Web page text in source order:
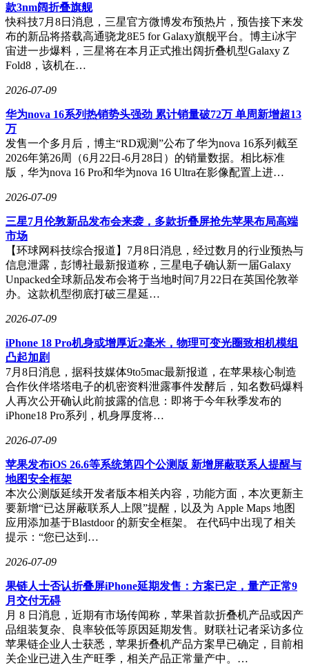
款3nm阔折叠旗舰
快科技7月8日消息，三星官方微博发布预热片，预告接下来发
布的新品将搭载高通骁龙8E5 for Galaxy旗舰平台。博主i冰宇
宙进一步爆料，三星将在本月正式推出阔折叠机型Galaxy Z
Fold8，该机在…
2026-07-09
华为nova 16系列热销势头强劲 累计销量破72万 单周新增超13
万
发售一个多月后，博主“RD观测”公布了华为nova 16系列截至
2026年第26周（6月22日-6月28日）的销量数据。相比标准
版，华为nova 16 Pro和华为nova 16 Ultra在影像配置上进…
2026-07-09
三星7月伦敦新品发布会来袭，多款折叠屏抢先苹果布局高端
市场
【环球网科技综合报道】7月8日消息，经过数月的行业预热与
信息泄露，彭博社最新报道称，三星电子确认新一届Galaxy
Unpacked全球新品发布会将于当地时间7月22日在英国伦敦举
办。这款机型彻底打破三星延…
2026-07-09
iPhone 18 Pro机身或增厚近2毫米，物理可变光圈致相机模组
凸起加剧
7月8日消息，据科技媒体9to5mac最新报道，在苹果核心制造
合作伙伴塔塔电子的机密资料泄露事件发酵后，知名数码爆料
人再次公开确认此前披露的信息：即将于今年秋季发布的
iPhone18 Pro系列，机身厚度将…
2026-07-09
苹果发布iOS 26.6等系统第四个公测版 新增屏蔽联系人提醒与
地图安全框架
本次公测版延续开发者版本相关内容，功能方面，本次更新主
要新增“已达屏蔽联系人上限”提醒，以及为 Apple Maps 地图
应用添加基于Blastdoor 的新安全框架。 在代码中出现了相关
提示：“您已达到…
2026-07-09
果链人士否认折叠屏iPhone延期发售：方案已定，量产正常9
月交付无碍
月 8 日消息，近期有市场传闻称，苹果首款折叠机产品或因产
品组装复杂、良率较低等原因延期发售。财联社记者采访多位
苹果链企业人士获悉，苹果折叠机产品方案早已确定，目前相
关企业已进入生产旺季，相关产品正常量产中。…